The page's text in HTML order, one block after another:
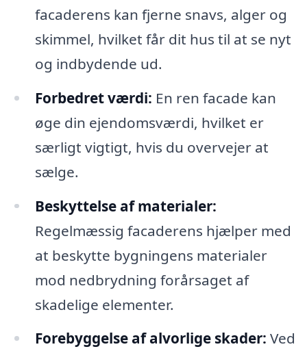
facaderens kan fjerne snavs, alger og
skimmel, hvilket får dit hus til at se nyt
og indbydende ud.
Forbedret værdi: En ren facade kan
øge din ejendomsværdi, hvilket er
særligt vigtigt, hvis du overvejer at
sælge.
Beskyttelse af materialer:
Regelmæssig facaderens hjælper med
at beskytte bygningens materialer
mod nedbrydning forårsaget af
skadelige elementer.
Forebyggelse af alvorlige skader: Ved